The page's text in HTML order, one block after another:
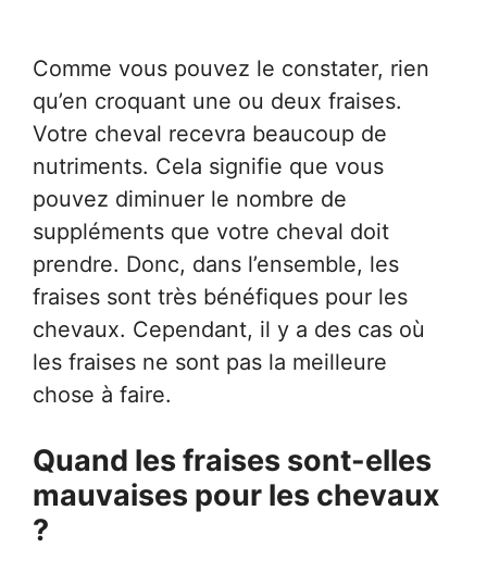
Comme vous pouvez le constater, rien
qu’en croquant une ou deux fraises.
Votre cheval recevra beaucoup de
nutriments. Cela signifie que vous
pouvez diminuer le nombre de
suppléments que votre cheval doit
prendre. Donc, dans l’ensemble, les
fraises sont très bénéfiques pour les
chevaux. Cependant, il y a des cas où
les fraises ne sont pas la meilleure
chose à faire.
Quand les fraises sont-elles
mauvaises pour les chevaux
?